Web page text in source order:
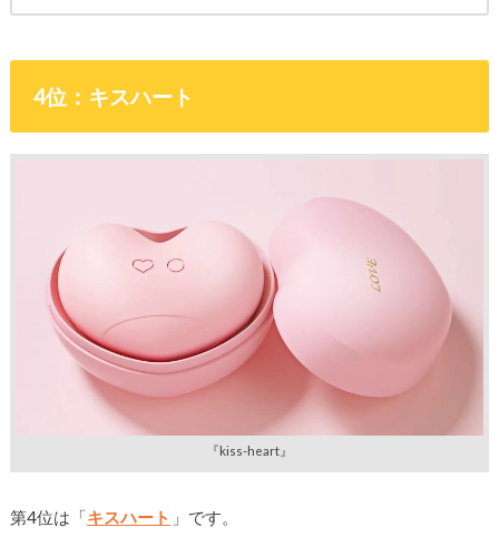
4位：キスハート
『kiss-heart』
第4位は「キスハート 」です。